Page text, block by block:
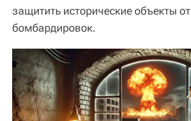
защитить исторические объекты от
бомбардировок.